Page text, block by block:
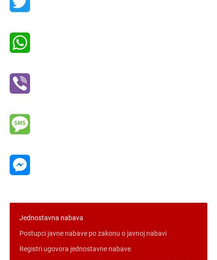
Jednostavna nabava
Postupci javne nabave po zakonu o javnoj nabavi
Registri ugovora jednostavne nabave